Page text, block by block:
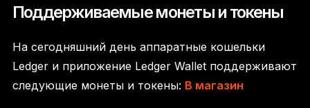
Продуманное во всём
Поддерживаемые монеты и токены
На сегодняшний день аппаратные кошельки
Ledger и приложение Ledger Wallet поддерживают
следующие монеты и токены: В магазин